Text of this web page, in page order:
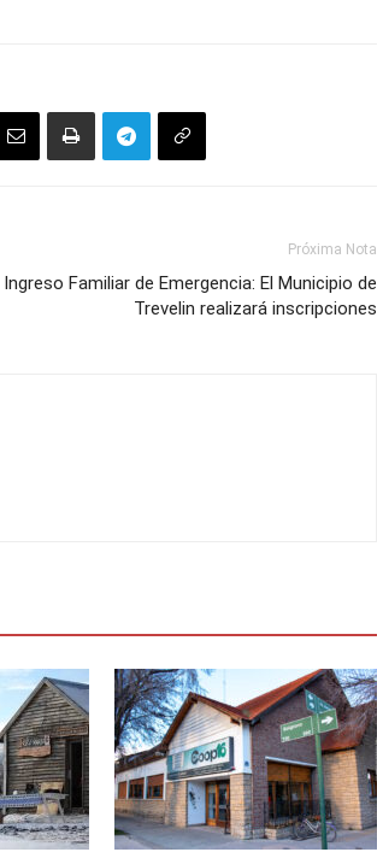
Próxima Nota
Ingreso Familiar de Emergencia: El Municipio de
Trevelin realizará inscripciones